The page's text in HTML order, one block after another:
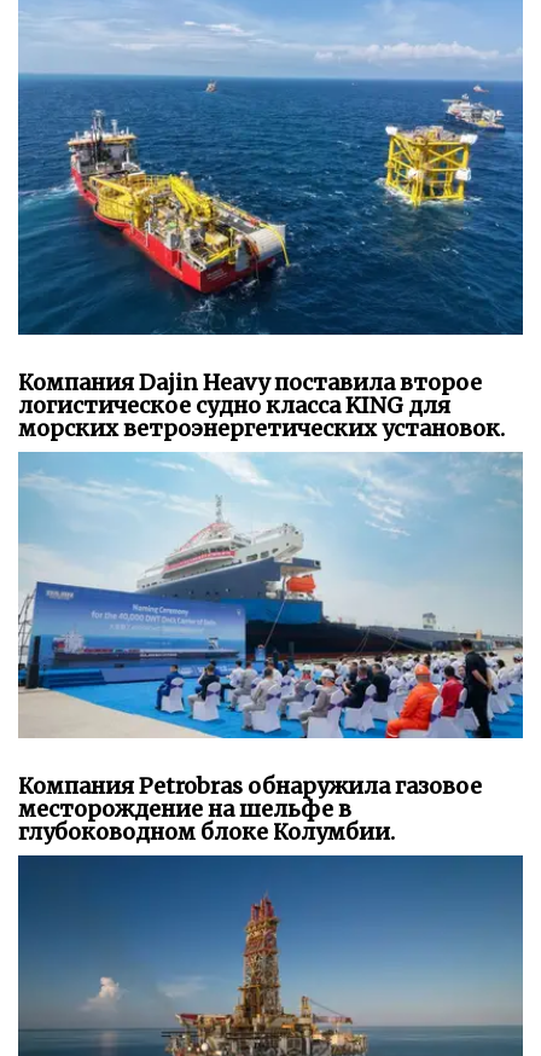
Компания Dajin Heavy поставила второе
логистическое судно класса KING для
морских ветроэнергетических установок.
Компания Petrobras обнаружила газовое
месторождение на шельфе в
глубоководном блоке Колумбии.